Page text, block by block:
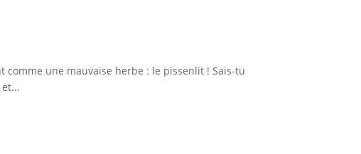
une mauvaise herbe : le pissenlit ! Sais-tu